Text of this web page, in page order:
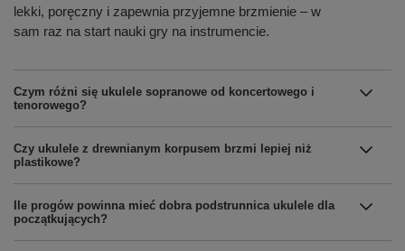
lekki, poręczny i zapewnia przyjemne brzmienie – w
sam raz na start nauki gry na instrumencie.
Czym różni się ukulele sopranowe od koncertowego i
tenorowego?
Czy ukulele z drewnianym korpusem brzmi lepiej niż
plastikowe?
Ile progów powinna mieć dobra podstrunnica ukulele dla
początkujących?